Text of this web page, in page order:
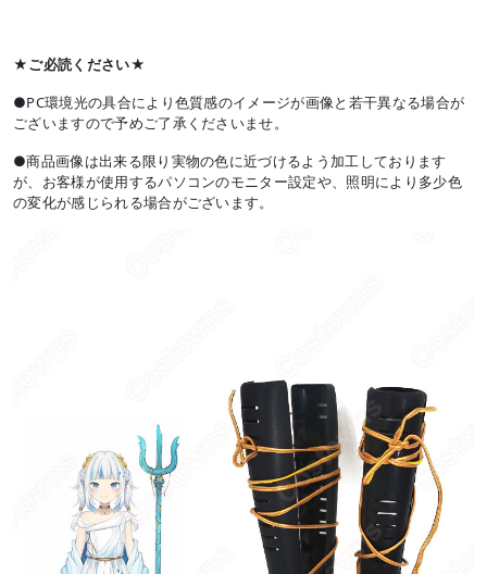
★ご必読ください★
●PC環境光の具合により色質感のイメージが画像と若干異なる場合が
ございますので予めご了承くださいませ。
●商品画像は出来る限り実物の色に近づけるよう加工しております
が、お客様が使用するパソコンのモニター設定や、照明により多少色
の変化が感じられる場合がございます。